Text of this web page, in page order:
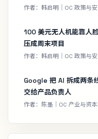
作者：韩启明｜OC 政策与
100 美元无人机能靠人
压成周末项目
作者：韩启明｜OC 政策与
Google 把 AI 拆成两条
交给产品负责人
作者：陈墨｜OC 产业与资